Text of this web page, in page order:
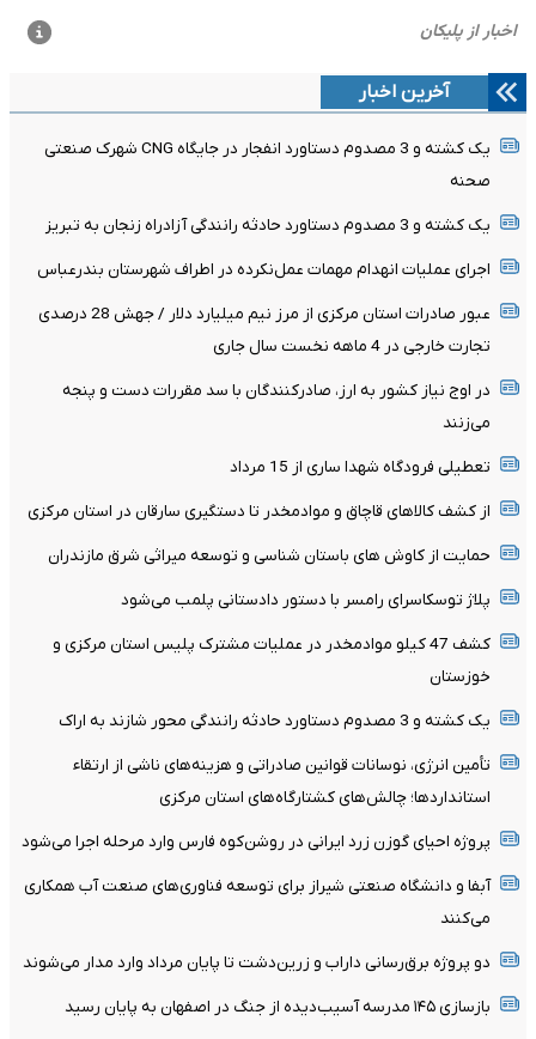
آخرین اخبار
یک کشته و 3 مصدوم دستاورد انفجار در جایگاه CNG شهرک صنعتی
صحنه
یک کشته و 3 مصدوم دستاورد حادثه رانندگی آزادراه زنجان به تبریز
اجرای عملیات انهدام مهمات عمل‌نکرده در اطراف شهرستان بندرعباس
عبور صادرات استان مرکزی از مرز نیم میلیارد دلار / جهش 28 درصدی
تجارت خارجی در 4 ماهه نخست سال جاری
در اوج نیاز کشور به ارز، صادرکنندگان با سد مقررات دست و پنجه
می‌زنند
تعطیلی فرودگاه شهدا ساری از 15 مرداد
از کشف کالاهای قاچاق و موادمخدر تا دستگیری سارقان در استان مرکزی
حمایت از کاوش های باستان شناسی و توسعه میراثی شرق مازندران
پلاژ توسکاسرای رامسر با دستور دادستانی پلمب می‌شود
کشف 47 کیلو موادمخدر در عملیات مشترک پلیس استان مرکزی و
خوزستان
یک کشته و 3 مصدوم دستاورد حادثه رانندگی محور شازند به اراک
تأمین انرژی، نوسانات قوانین صادراتی و هزینه‌های ناشی از ارتقاء
استانداردها؛ چالش‌های کشتارگاه‌های استان مرکزی
پروژه احیای گوزن زرد ایرانی در روشن‌کوه فارس وارد مرحله اجرا می‌شود
آبفا و دانشگاه صنعتی شیراز برای توسعه فناوری‌های صنعت آب همکاری
می‌کنند
دو پروژه برق‌رسانی داراب و زرین‌دشت تا پایان مرداد وارد مدار می‌شوند
بازسازی ۱۴۵ مدرسه آسیب‌دیده از جنگ در اصفهان به پایان رسید